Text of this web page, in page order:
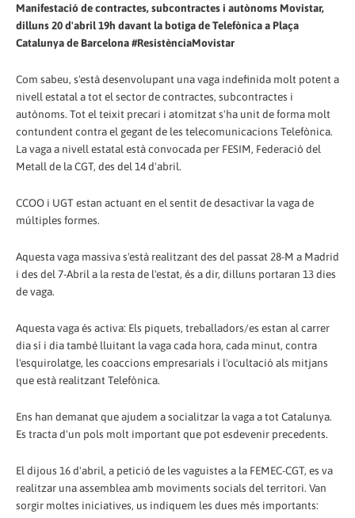
Manifestació de contractes, subcontractes i autònoms Movistar,
dilluns 20 d'abril 19h davant la botiga de Telefònica a Plaça
Catalunya de Barcelona #ResistènciaMovistar
Com sabeu, s'està desenvolupant una vaga indefinida molt potent a
nivell estatal a tot el sector de contractes, subcontractes i
autònoms. Tot el teixit precari i atomitzat s'ha unit de forma molt
contundent contra el gegant de les telecomunicacions Telefònica.
La vaga a nivell estatal està convocada per FESIM, Federació del
Metall de la CGT, des del 14 d'abril.
CCOO i UGT estan actuant en el sentit de desactivar la vaga de
múltiples formes.
Aquesta vaga massiva s'està realitzant des del passat 28-M a Madrid
i des del 7-Abril a la resta de l'estat, és a dir, dilluns portaran 13 dies
de vaga.
Aquesta vaga és activa: Els piquets, treballadors/es estan al carrer
dia sí i dia també lluitant la vaga cada hora, cada minut, contra
l'esquirolatge, les coaccions empresarials i l'ocultació als mitjans
que està realitzant Telefònica.
Ens han demanat que ajudem a socialitzar la vaga a tot Catalunya.
Es tracta d'un pols molt important que pot esdevenir precedents.
El dijous 16 d'abril, a petició de les vaguistes a la FEMEC-CGT, es va
realitzar una assemblea amb moviments socials del territori. Van
sorgir moltes iniciatives, us indiquem les dues més importants: